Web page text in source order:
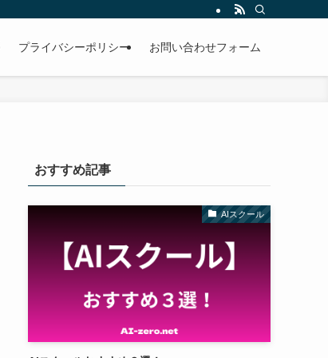
プライバシーポリシー お問い合わせフォーム
おすすめ記事
AIスクール